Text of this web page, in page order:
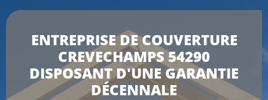
ENTREPRISE DE COUVERTURE
CREVECHAMPS 54290
DISPOSANT D'UNE GARANTIE
DÉCENNALE